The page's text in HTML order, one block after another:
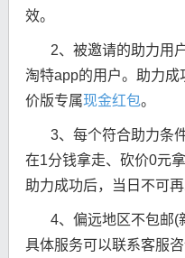
效。
2、被邀请的助力用
淘特app的用户。助力
价版专属现金红包。
3、每个符合助力条
在1分钱拿走、砍价0元
助力成功后，当日不可再
4、偏远地区不包邮(
具体服务可以联系客服咨